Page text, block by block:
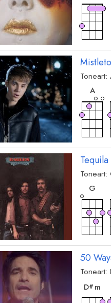
Toneart:
A
Toneart:
G
B
50
Toneart:
D# m